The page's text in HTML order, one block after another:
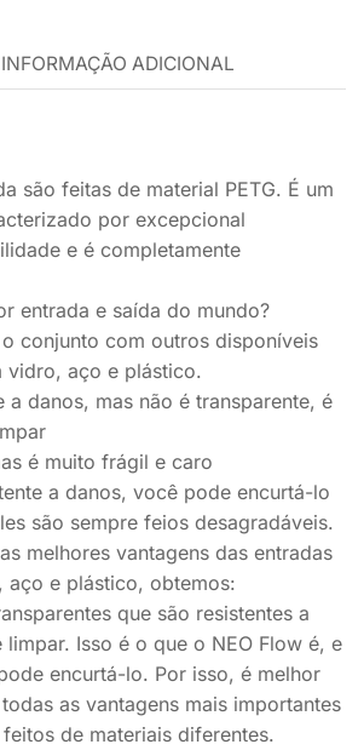
INFORMAÇÃO ADICIONAL
são feitas de material PETG. É um
por excepcional
e é completamente
entrada e saída do mundo?
conjunto com outros disponíveis
vidro, aço e plástico.
a danos, mas não é transparente, é
é muito frágil e caro
a danos, você pode encurtá-lo
são sempre feios desagradáveis.
melhores vantagens das entradas
aço e plástico, obtemos:
que são resistentes a
Isso é o que o NEO Flow é, e
encurtá-lo. Por isso, é melhor
as vantagens mais importantes
de materiais diferentes.